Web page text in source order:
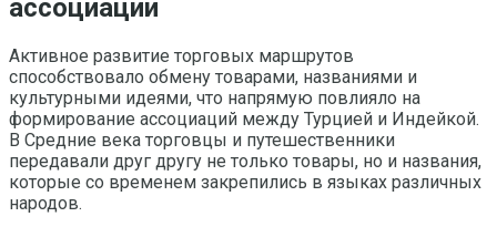
ассоциации
Активное развитие торговых маршрутов
способствовало обмену товарами, названиями и
культурными идеями, что напрямую повлияло на
формирование ассоциаций между Турцией и Индейкой.
В Средние века торговцы и путешественники
передавали друг другу не только товары, но и названия,
которые со временем закрепились в языках различных
народов.